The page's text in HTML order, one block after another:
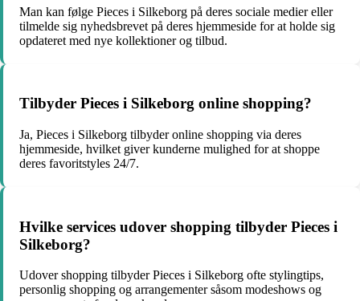
Man kan følge Pieces i Silkeborg på deres sociale medier eller
tilmelde sig nyhedsbrevet på deres hjemmeside for at holde sig
opdateret med nye kollektioner og tilbud.
Tilbyder Pieces i Silkeborg online shopping?
Ja, Pieces i Silkeborg tilbyder online shopping via deres
hjemmeside, hvilket giver kunderne mulighed for at shoppe
deres favoritstyles 24/7.
Hvilke services udover shopping tilbyder Pieces i
Silkeborg?
Udover shopping tilbyder Pieces i Silkeborg ofte stylingtips,
personlig shopping og arrangementer såsom modeshows og